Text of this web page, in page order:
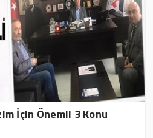
İçin Önemli 3 Konu